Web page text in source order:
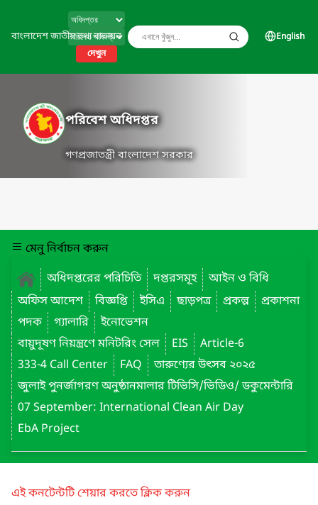
বাংলাদেশ জাতীয় তথ্য বাতায়ন
দেখুন
English
পরিবেশ অধিদপ্তর
গণপ্রজাতন্ত্রী বাংলাদেশ সরকার
মেনু নির্বাচন করুন
অধিদপ্তরের পরিচিতি
দপ্তরসমূহ
আইন ও বিধি
অফিস আদেশ
বিজ্ঞপ্তি ইসিএ ছাড়পত্র প্রকল্প
প্রকাশনা
পদক
গ্যালারি
ইনোভেশন
বায়ুদূষণ নিয়ন্ত্রণে মনিটরিং সেল
EIS
Article-6
333-4 Call Center
FAQ
তারুণ্যের উৎসব ২০২৫
জুলাই পুনর্জাগরণ অনুষ্ঠানমালার টিভিসি/ভিডিও/ ডকুমেন্টারি
07 September: International Clean Air Day
EbA Project
এই কনটেন্টটি শেয়ার করতে ক্লিক করুন